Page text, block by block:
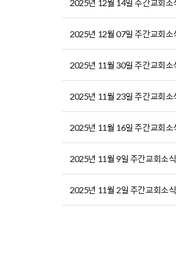
2025년 12월 07일 주간교회소
2025년 11월 30일 주간교회소
2025년 11월 23일 주간교회소
2025년 11월 16일 주간교회소
2025년 11월 9일 주간교회소식
2025년 11월 2일 주간교회소식